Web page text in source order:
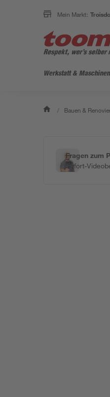
Mein Markt:
Werkstatt & Maschinen
/ Bauen &
Fragen zum
Sofort-